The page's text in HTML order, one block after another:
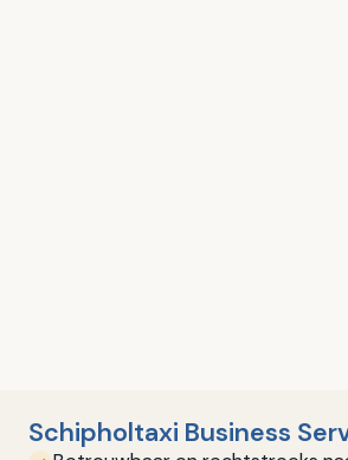
Schipholtaxi Business